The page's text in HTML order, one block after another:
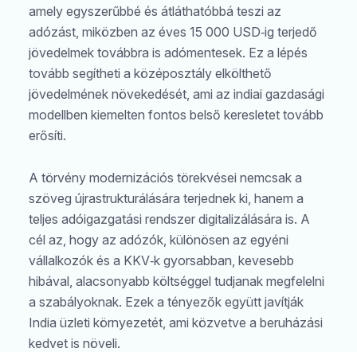
amely egyszerűbbé és átláthatóbbá teszi az
adózást, miközben az éves 15 000 USD‑ig terjedő
jövedelmek továbbra is adómentesek. Ez a lépés
tovább segítheti a középosztály elkölthető
jövedelmének növekedését, ami az indiai gazdasági
modellben kiemelten fontos belső keresletet tovább
erősíti.
A törvény modernizációs törekvései nemcsak a
szöveg újrastrukturálására terjednek ki, hanem a
teljes adóigazgatási rendszer digitalizálására is. A
cél az, hogy az adózók, különösen az egyéni
vállalkozók és a KKV‑k gyorsabban, kevesebb
hibával, alacsonyabb költséggel tudjanak megfelelni
a szabályoknak. Ezek a tényezők együtt javítják
India üzleti környezetét, ami közvetve a beruházási
kedvet is növeli.